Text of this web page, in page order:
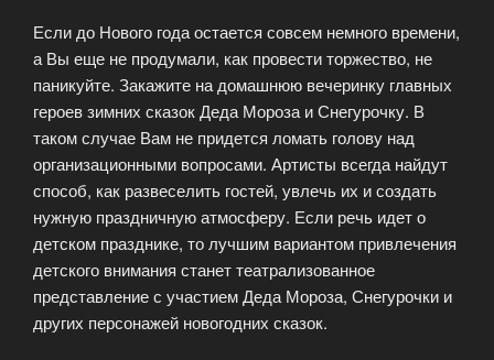
Если до Нового года остается совсем немного времени,
а Вы еще не продумали, как провести торжество, не
паникуйте. Закажите на домашнюю вечеринку главных
героев зимних сказок Деда Мороза и Снегурочку. В
таком случае Вам не придется ломать голову над
организационными вопросами. Артисты всегда найдут
способ, как развеселить гостей, увлечь их и создать
нужную праздничную атмосферу. Если речь идет о
детском празднике, то лучшим вариантом привлечения
детского внимания станет театрализованное
представление с участием Деда Мороза, Снегурочки и
других персонажей новогодних сказок.